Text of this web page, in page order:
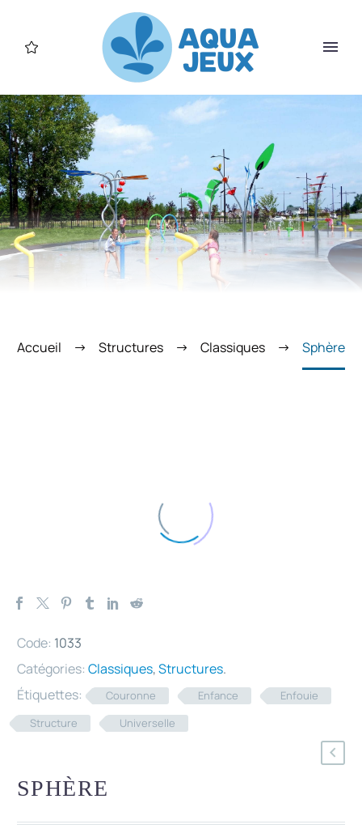
Accueil Structures Classiques Sphère
Code: 1033
Catégories: Classiques,Structures.
Étiquettes:
Couronne Enfance
Enfouie
Structure
Universelle
SPHÈRE